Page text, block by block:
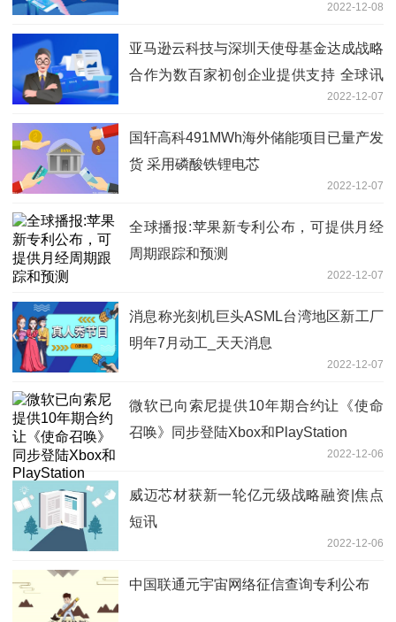
2022-12-08
亚马逊云科技与深圳天使母基金达成战略
合作为数百家初创企业提供支持 全球讯
2022-12-07
国轩高科491MWh海外储能项目已量产发
货 采用磷酸铁锂电芯
2022-12-07
全球播报:苹果新专利公布，可提供月经
周期跟踪和预测
2022-12-07
消息称光刻机巨头ASML台湾地区新工厂
明年7月动工_天天消息
2022-12-07
微软已向索尼提供10年期合约让《使命
召唤》同步登陆Xbox和PlayStation
2022-12-06
威迈芯材获新一轮亿元级战略融资|焦点
短讯
2022-12-06
中国联通元宇宙网络征信查询专利公布